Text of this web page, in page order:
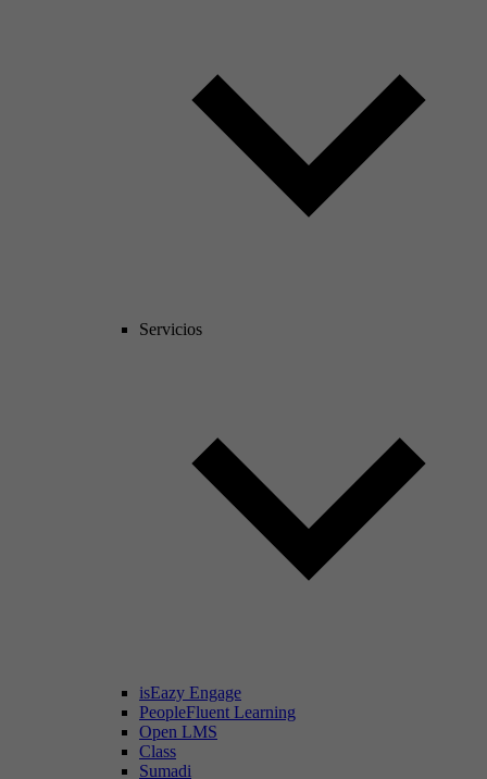
Servicios
isEazy Engage
PeopleFluent Learning
Open LMS
Class
Sumadi